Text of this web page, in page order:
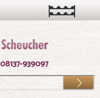
08137-939097
Los